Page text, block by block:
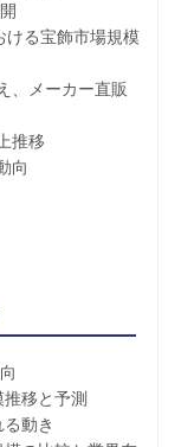
宝飾市場規模
メーカー直販
推移
向
移と予測
動き